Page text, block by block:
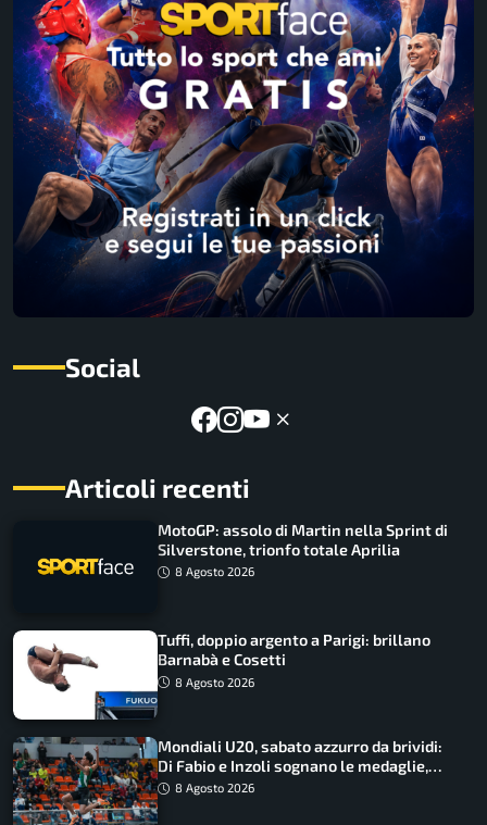
Social
Articoli recenti
MotoGP: assolo di Martin nella Sprint di
Silverstone, trionfo totale Aprilia
8 Agosto 2026
Tuffi, doppio argento a Parigi: brillano
Barnabà e Cosetti
8 Agosto 2026
Mondiali U20, sabato azzurro da brividi:
Di Fabio e Inzoli sognano le medaglie,
Castellani e Succo in finale
8 Agosto 2026